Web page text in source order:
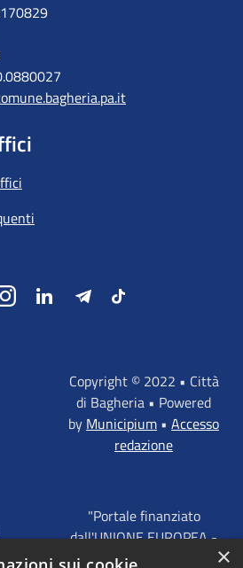
InstagramLinkedIn TelegramTiktok
Copyright © 2022 • Città
di Bagheria • Powered
by Municipium • Accesso
redazione
"Portale finanziato
dall'UNIONE EUROPEA -
FONDI STRUTTURALI
×